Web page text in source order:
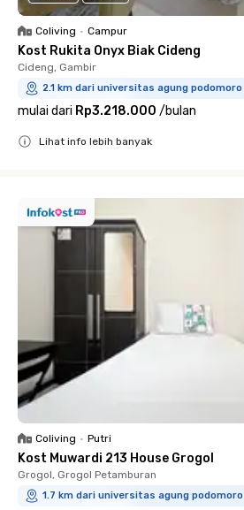
Coliving • Campur
Kost Rukita Onyx Biak Cideng
Cideng, Gambir
2.1 km dari universitas agung podomoro
mulai dari Rp3.218.000 /bulan
Lihat info lebih banyak
Coliving • Putri
Kost Muwardi 213 House Grogol
Grogol, Grogol Petamburan
1.7 km dari universitas agung podomoro